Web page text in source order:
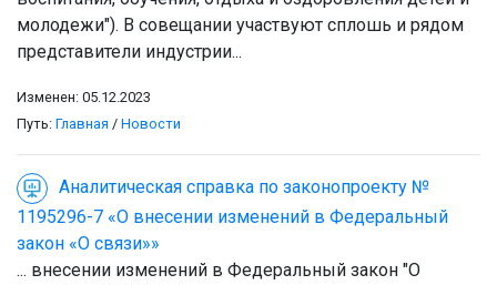
молодежи"). В совещании участвуют сплошь и рядом
представители индустрии...
Изменен: 05.12.2023
Путь: Главная / Новости
Аналитическая справка по законопроекту №
1195296-7 «О внесении изменений в Федеральный
закон «О связи»»
... внесении изменений в Федеральный закон "О